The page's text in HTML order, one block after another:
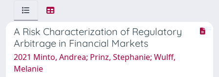
A Risk Characterization of Regulatory
Arbitrage in Financial Markets
2021 Minto, Andrea; Prinz, Stephanie; Wulff,
Melanie